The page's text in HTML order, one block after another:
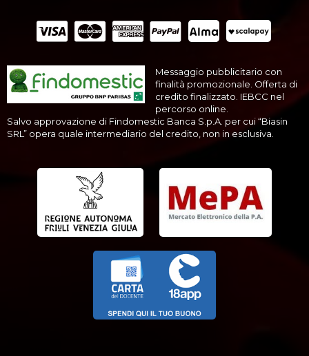
Messaggio pubblicitario con
finalità promozionale. Offerta di
credito finalizzato. IEBCC nel
percorso online.
Salvo approvazione di Findomestic Banca S.p.A. per cui “Biasin
SRL” opera quale intermediario del credito, non in esclusiva.